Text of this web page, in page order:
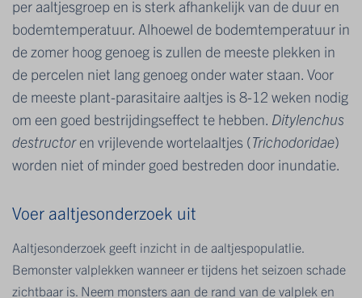
per aaltjesgroep en is sterk afhankelijk van de duur en
bodemtemperatuur. Alhoewel de bodemtemperatuur in
de zomer hoog genoeg is zullen de meeste plekken in
de percelen niet lang genoeg onder water staan. Voor
de meeste plant-parasitaire aaltjes is 8-12 weken nodig
om een goed bestrijdingseffect te hebben. Ditylenchus
destructoren vrijlevende wortelaaltjes (Trichodoridae)
worden niet of minder goed bestreden door inundatie.
Voer aaltjesonderzoek uit
Aaltjesonderzoek geeft inzicht in de aaltjespopulatlie.
Bemonster valplekken wanneer er tijdens het seizoen schade
zichtbaar is. Neem monsters aan de rand van de valplek en